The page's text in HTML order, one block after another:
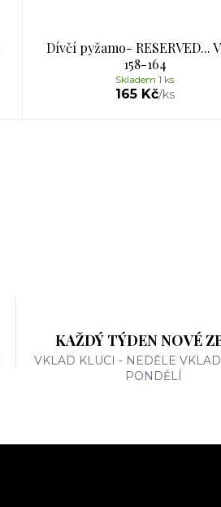
Dívčí pyžamo- RESERVED...
158-164
165 Kč/ks
Skladem 1 ks
KAŽDÝ TÝDEN NOVÉ
VKLAD KLUCI - NEDĚLE
PONDĚLÍ